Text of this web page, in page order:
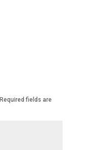
Required fields are